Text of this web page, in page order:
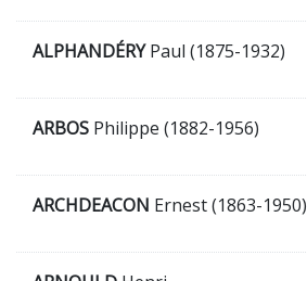
ALPHANDÉRYPaul (1875-1932)
ARBOS Philippe (1882-1956)
ARCHDEACON Ernest (1863-1950)